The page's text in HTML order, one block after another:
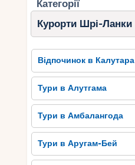
Категорії
Курорти Шрі-Ланки
Відпочинок в Калутара
Тури в Алутгама
Тури в Амбалангода
Тури в Аругам-Бей